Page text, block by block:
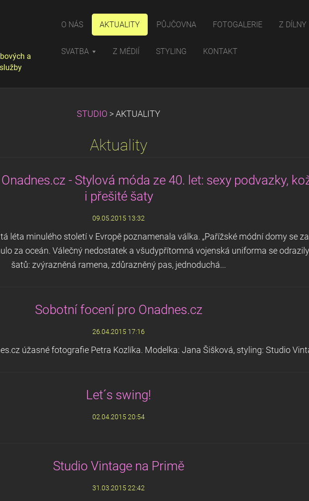
a
O NÁS AKTUALITY PŮJČOVNA FOTOGALERIE Z DÍLNY
SVATBA Z MÉDIÍ STYLING KONTAKT
STUDIO > AKTUALITY
Aktuality
- Stylová móda ze 40. let: sexy podvazky,
i přešité šaty
09.05.2015 13:32
léta minulého století v Evropě poznamenala válka. „Pařížské módní domy se
za oceán. Válečný nedostatek a všudypřítomná vojenská uniforma se
šatů: zvýrazněná ramena, zdůrazněný pas, jednoduchá...
Sobotní focení pro Onadnes.cz
26.04.2015 17:16
úžasné fotografie Petra Kozlíka. Modelka: Jana Šišková, styling: Studio
Let´s swing!
02.04.2015 20:54
Studio Vintage na Primě
31.03.2015 22:42